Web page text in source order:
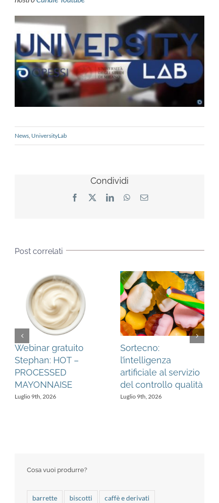
News, UniversityLab
Condividi
Facebook LinkedInWhatsApp
Email
Post correlati
Webinar gratuito
Stephan: HOT –
PROCESSED
MAYONNAISE
Luglio 9th, 2026
Sortecno:
l’intelligenza
artificiale al servizio
del controllo qualità
Luglio 9th, 2026
Cosa vuoi produrre?
barrette biscotti caffè e derivati